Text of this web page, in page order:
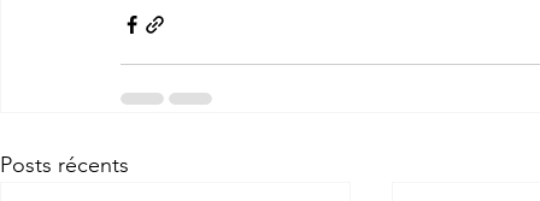
Posts récents